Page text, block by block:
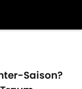
Saison?